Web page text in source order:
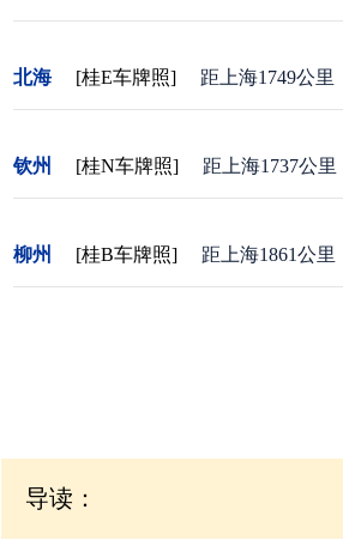
北海 [桂E车牌照] 距上海1749公里
钦州 [桂N车牌照] 距上海1737公里
柳州 [桂B车牌照] 距上海1861公里
导读：